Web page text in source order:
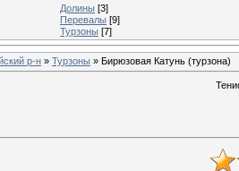
Долины [3]
Перевалы [9]
Турзоны [7]
р-н » Турзоны » Бирюзовая Катунь (турзона)